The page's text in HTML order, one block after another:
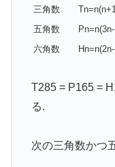
三角数
五角数
六角数
T285 = P165 =
る.
次の三角数かつ